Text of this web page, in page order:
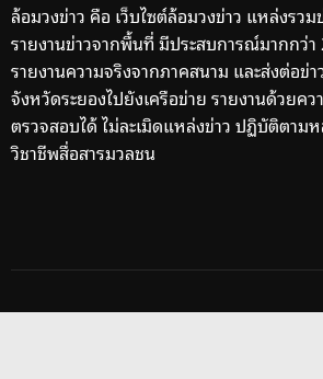
ล้อมวงข่าว คือ เว็บไซต์ล้อมวงข่าว แหล่งรวม
รายงานข่าวจากพื้นที่ มีประสบการณ์มากกว่
รายงานความจริงจากภาคสนาม และส่งต่อข่
จังหวัดระยองไปยังเครือข่าย รายงานด้วยค
ตรวจสอบได้ ไม่ละเมิดแหล่งข่าว ปฏิบัติตาม
วิชาชีพสื่อสารมวลชน